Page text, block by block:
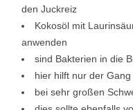
den Juckreiz
Kokosöl mit
anwenden
sind Bakterien in die
hier hilft nur der Gang
bei sehr großen